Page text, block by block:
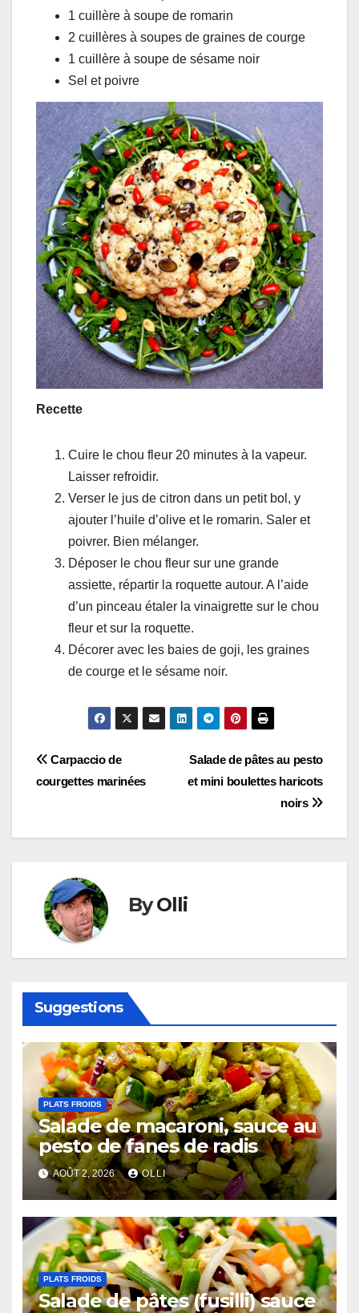
1 cuillère à soupe de romarin
2 cuillères à soupes de graines de courge
1 cuillère à soupe de sésame noir
Sel et poivre
Recette
Cuire le chou fleur 20 minutes à la vapeur.
Laisser refroidir.
Verser le jus de citron dans un petit bol, y
ajouter l’huile d’olive et le romarin. Saler et
poivrer. Bien mélanger.
Déposer le chou fleur sur une grande
assiette, répartir la roquette autour. A l’aide
d’un pinceau étaler la vinaigrette sur le chou
fleur et sur la roquette.
Décorer avec les baies de goji, les graines
de courge et le sésame noir.
Navigation
de
l’article
Salade de pâtes au pesto
et mini boulettes haricots
noirs
Carpaccio de
courgettes marinées
ByOlli
Suggestions
PLATS FROIDS
Salade de macaroni, sauce au
pesto de fanes de radis
AOÛT 2, 2026 OLLI
PLATS FROIDS
Salade de pâtes (fusilli) sauce